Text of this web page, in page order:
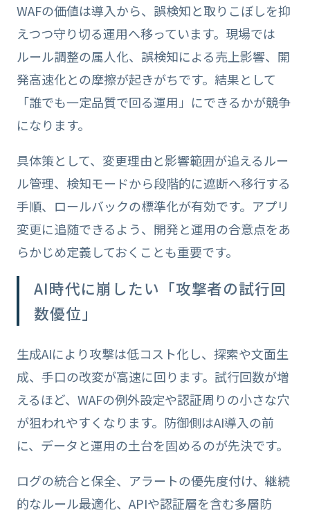
WAFの価値は導入から、誤検知と取りこぼしを抑
えつつ守り切る運用へ移っています。現場では
ルール調整の属人化、誤検知による売上影響、開
発高速化との摩擦が起きがちです。結果として
「誰でも一定品質で回る運用」にできるかが競争
になります。
具体策として、変更理由と影響範囲が追えるルー
ル管理、検知モードから段階的に遮断へ移行する
手順、ロールバックの標準化が有効です。アプリ
変更に追随できるよう、開発と運用の合意点をあ
らかじめ定義しておくことも重要です。
AI時代に崩したい「攻撃者の試行回
数優位」
生成AIにより攻撃は低コスト化し、探索や文面生
成、手口の改変が高速に回ります。試行回数が増
えるほど、WAFの例外設定や認証周りの小さな穴
が狙われやすくなります。防御側はAI導入の前
に、データと運用の土台を固めるのが先決です。
ログの統合と保全、アラートの優先度付け、継続
的なルール最適化、APIや認証層を含む多層防